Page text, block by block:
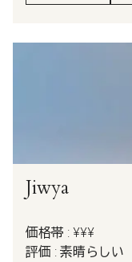
Jiwya
価格帯 : ¥¥¥
評価 : 素晴らしい